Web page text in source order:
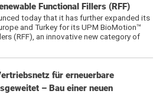
Functional Fillers (RFF)
today that it has further expanded its
and Turkey for its UPM BioMotion™
(RFF), an innovative new category of
für erneuerbare
– Bau einer neuen